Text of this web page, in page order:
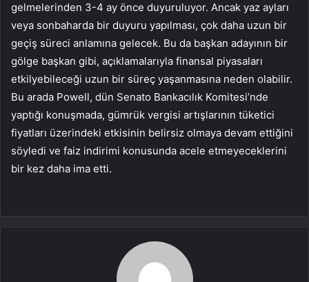
gelmelerinden 3-4 ay önce duyuruluyor. Ancak yaz ayları
veya sonbaharda bir duyuru yapılması, çok daha uzun bir
geçiş süreci anlamına gelecek. Bu da başkan adayının bir
gölge başkan gibi, açıklamalarıyla finansal piyasaları
etkilyebileceği uzun bir süreç yaşanmasına neden olabilir.
Bu arada Powell, dün Senato Bankacılık Komitesi’nde
yaptığı konuşmada, gümrük vergisi artışlarının tüketici
fiyatları üzerindeki etkisinin belirsiz olmaya devam ettiğini
söyledi ve faiz indirimi konusunda acele etmeyeceklerini
bir kez daha ima etti.